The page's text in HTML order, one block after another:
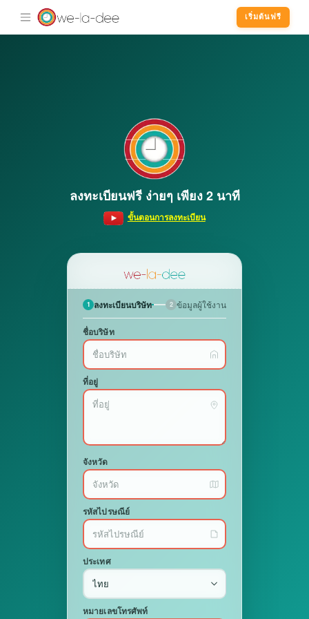
เริ่มต้นฟรี
ลงทะเบียนฟรี ง่ายๆ เพียง 2 นาที
ขั้นตอนการลงทะเบียน
1 ลงทะเบียนบริษัท 2 ข้อมูลผู้ใช้งาน
ชื่อบริษัท
ที่อยู่
จังหวัด
รหัสไปรษณีย์
ประเทศ
หมายเลขโทรศัพท์